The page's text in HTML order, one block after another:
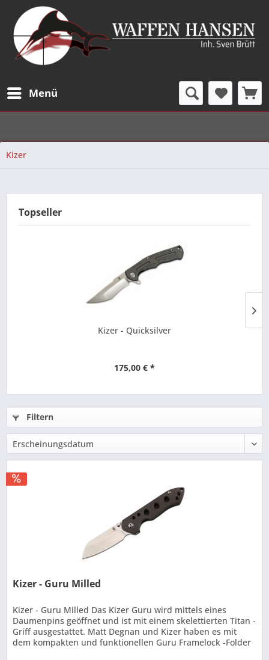
Menü
Kizer
Topseller
Kizer - Quicksilver
175,00 € *
Filtern
Kizer - Guru Milled
Kizer - Guru Milled Das Kizer Guru wird mittels eines
Daumenpins geöffnet und ist mit einem skelettierten Titan -
Griff ausgestattet. Matt Degnan und Kizer haben es mit
dem kompakten und funktionellen Guru Framelock -Folder